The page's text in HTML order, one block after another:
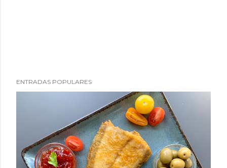
ENTRADAS POPULARES